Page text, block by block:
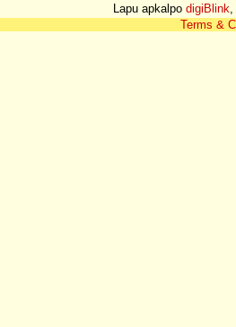
Lapu apkalpo digiBlink,
Terms &